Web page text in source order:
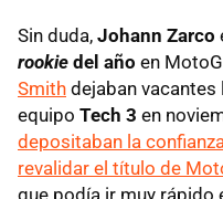
Sin duda, Johann Zarco
rookie del año en
Smith dejaban vacantes
equipo Tech 3 en
depositaban la
revalidar el título de
que podía ir muy rápido